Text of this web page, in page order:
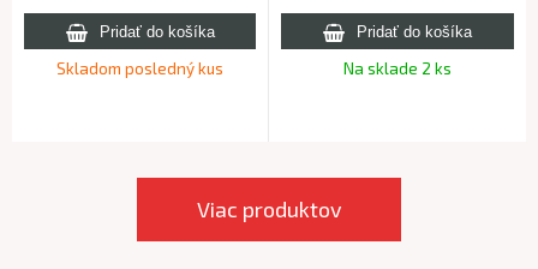
Skladom posledný kus Na sklade 2 ks
Viac produktov